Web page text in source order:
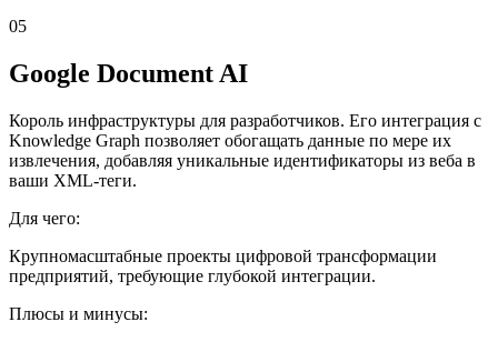
05
Google Document AI
Король инфраструктуры для разработчиков. Его интеграция с
Knowledge Graph позволяет обогащать данные по мере их
извлечения, добавляя уникальные идентификаторы из веба в
ваши XML-теги.
Для чего:
Крупномасштабные проекты цифровой трансформации
предприятий, требующие глубокой интеграции.
Плюсы и минусы: